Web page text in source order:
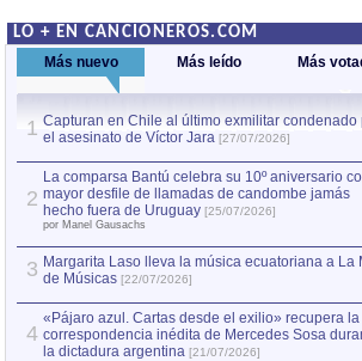
LO + EN CANCIONEROS.COM
Más nuevo Más leído Más
1 Capturan en Chile al último exmilitar condenado
el asesinato de Víctor Jara [27/07/2026]
2
La comparsa Bantú celebra su 10º aniversario
mayor desfile de llamadas de candombe jamás
hecho fuera de Uruguay [25/07/2026]
por Manel Gausachs
3 Margarita Laso lleva la música ecuatoriana a La
de Músicas [22/07/2026]
4
«Pájaro azul. Cartas desde el exilio» recupera la
correspondencia inédita de Mercedes Sosa
la dictadura argentina [21/07/2026]